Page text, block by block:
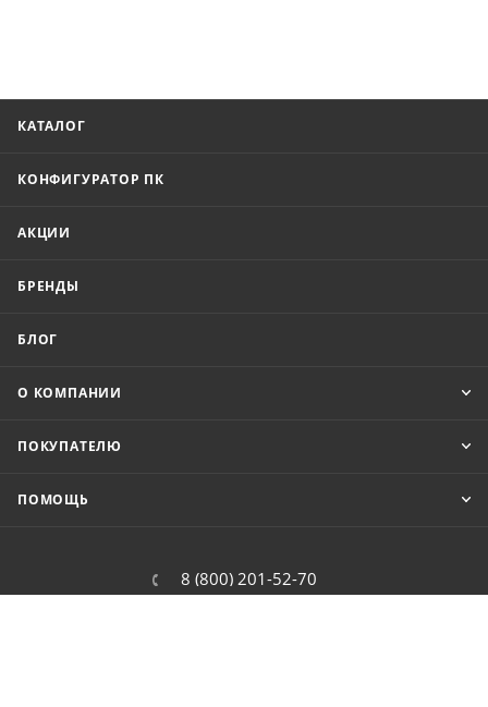
КАТАЛОГ
КОНФИГУРАТОР ПК
АКЦИИ
БРЕНДЫ
БЛОГ
О КОМПАНИИ
ПОКУПАТЕЛЮ
ПОМОЩЬ
8 (800) 201-52-70